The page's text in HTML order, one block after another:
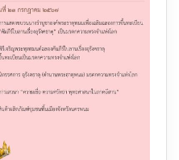
เฉลิม
ฉลอง
“วาระ
ครบ
รอบ
ปี